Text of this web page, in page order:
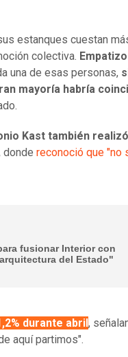
estanques cuestan
colectiva.
una de esas personas,
mayoría habría
Kast también
donde reconoció que "no
fusionar Interior con
del Estado"
durante abril,
aquí partimos".